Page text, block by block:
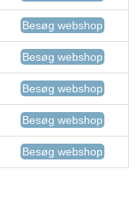
Besøg webshop
Besøg webshop
Besøg webshop
Besøg webshop
Besøg webshop